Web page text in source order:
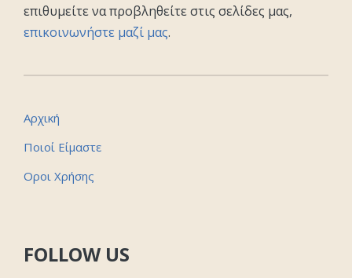
επιθυμείτε να προβληθείτε στις σελίδες μας,
επικοινωνήστε μαζί μας.
Αρχική
Ποιοί Είμαστε
Οροι Χρήσης
FOLLOW US